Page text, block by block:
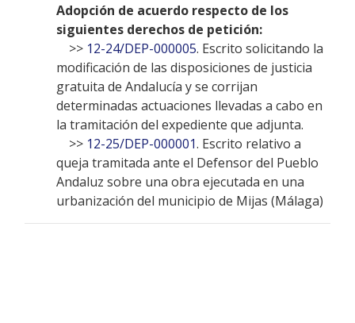
Adopción de acuerdo respecto de los
siguientes derechos de petición:
>> 12-24/DEP-000005. Escrito solicitando la
modificación de las disposiciones de justicia
gratuita de Andalucía y se corrijan
determinadas actuaciones llevadas a cabo en
la tramitación del expediente que adjunta.
>> 12-25/DEP-000001. Escrito relativo a
queja tramitada ante el Defensor del Pueblo
Andaluz sobre una obra ejecutada en una
urbanización del municipio de Mijas (Málaga)